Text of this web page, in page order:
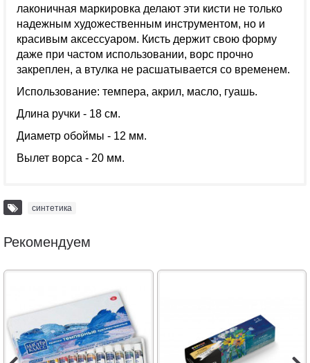
лаконичная маркировка делают эти кисти не только
надежным художественным инструментом, но и
красивым аксессуаром. Кисть держит свою форму
даже при частом использовании, ворс прочно
закреплен, а втулка не расшатывается со временем.
Использование: темпера, акрил, масло, гуашь.
Длина ручки - 18 см.
Диаметр обоймы - 12 мм.
Вылет ворса - 20 мм.
синтетика
Рекомендуем